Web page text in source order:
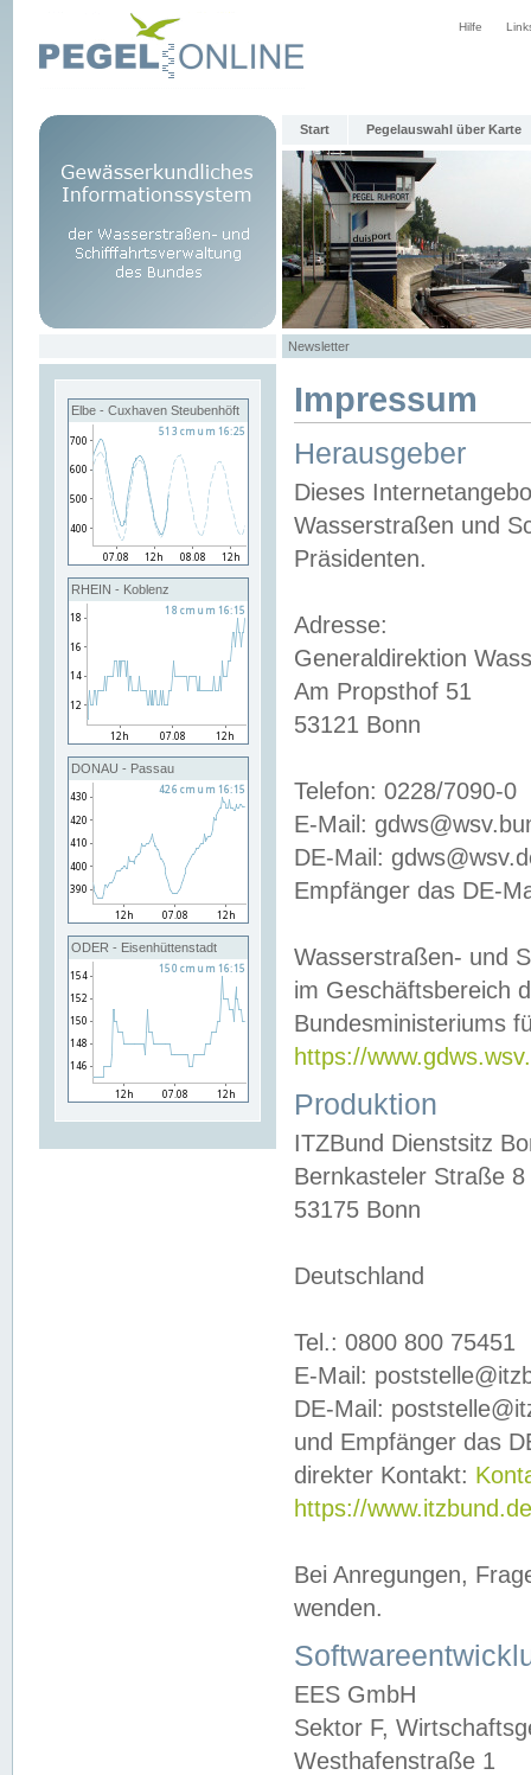
Hilfe
Start Pegelauswahl über Karte
Newsletter
Elbe - Cuxhaven Steubenhöft
RHEIN - Koblenz
DONAU - Passau
ODER - Eisenhüttenstadt
Impressum
Herausgeber
Dieses
Wasserstraßen und
Präsidenten.
Adresse:
Generaldirektion
Am Propsthof 51
53121 Bonn
Telefon: 0228/7090-0
E-Mail:
DE-Mail:
Empfänger das DE-
Wasserstraßen- und
im Geschäftsbereich
Bundesministeriums
https://
Produktion
ITZBund Dienstsitz
Bernkasteler Straße 8
53175 Bonn
Deutschland
Tel.: 0800 800 75451
E-Mail:
DE-Mail:
und Empfänger das
direkter Kontakt:
https://
Bei Anregungen,
wenden.
EES GmbH
Sektor F,
Westhafenstraße 1